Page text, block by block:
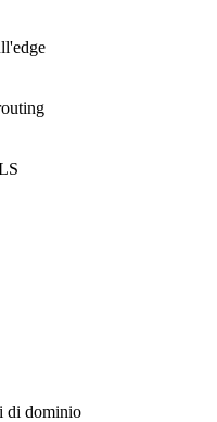
di dominio